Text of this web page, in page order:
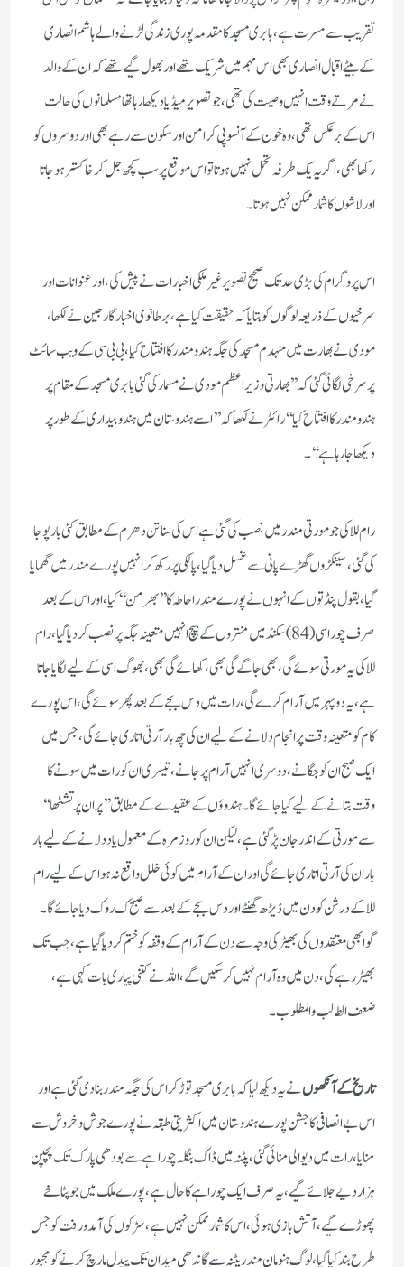
تقریب سے مسرت ہے، بابری مسجد کا مقدمہ پوری زندگی لڑنے والے ہاشم انصاری
کے بیٹے اقبال انصاری بھی اس مہم میں شریک تھے اور بھول گیے تھے کہ ان کے والد
نے مرتے وقت انہیں وصیت کی تھی ، جو تصویر میڈیا دیکھا رہا تھا مسلمانوں کی حالت
اس کے بر عکس تھی، وہ خون کے آنسو پی کر امن اور سکون سے رہے بھی اور دوسروں کو
رکھا بھی، اگر یہ یک طرفہ تحمل نہیں ہوتا تو اس موقع پر سب کچھ جل کر خاکستر ہوجاتا
اور لاشوں کا شمار ممکن نہیں ہوتا۔
اس پروگرام کی بڑی حد تک صحیح تصویر غیر ملکی اخبارات نے پیش کی ، اور عنوانات اور
سرخیوں کے ذریعہ لوگوں کو بتایا کہ حقیقت کیا ہے، بر طانوی اخبار گارجین نے لکھا ،
مودی نے بھارت میں منہدم مسجد کی جگہ ہندو مندر کا افتتاح کیا، بی بی سی کے ویب سائٹ
پر سرخی لگائی گئی کہ ’’بھارتی وزیر اعظم مودی نے مسمار کی گئی بابری مسجد کے مقام پر
ہندو مندر کا افتتاح کیا‘‘ رائٹر نے لکھا کہ ’’اسے ہندوستان میں ہندو بیداری کے طور پر
دیکھا جا رہا ہے‘‘۔
رام للا کی جو مورتی مندر میں نصب کی گئی ہے اس کی سناتن دھرم کے مطابق کئی بار پوجا
کی گئی ، سینکڑوں گھڑے پانی سے غسل دیا گیا، پالکی پر رکھ کر انہیں پورے مندر میں گھمایا
گیا، بقول پنڈتوں کے انہوں نے پورے مندر احاطہ کا ’’بھرمن‘‘ کیا، اور اس کے بعد
صرف چوراسی(84) سکنڈ میں منتروں کے بیچ انہیں متعینہ جگہ پر نصب کر دیا گیا، رام
للا کی یہ مورتی سوئے گی، بھی جاگے گی بھی، کھائے گی بھی، بھوگ اسی کے لیے لگایا جاتا
ہے، یہ دو پہر میں آرام کرے گی، رات میں دس بجے کے بعد پھر سوئے گی،اس پورے
کام کو متعینہ وقت پر انجام دلانے کے لیے ان کی چھ بار آرتی اتاری جائے گی، جس میں
ایک صبح ان کو جگانے، دوسری انہیں آرام پر جانے، تیسری ان کو رات میں سونے کا
وقت بتانے کے لیے کیا جائے گا۔ہندوؤں کے عقیدے کے مطابق ’’پران پرتشٹھا‘‘
سے مورتی کے اندر جان پڑ گئی ہے، لیکن ان کو روز مرہ کے معمول یاد دلانے کے لیے بار
بار ان کی آرتی اتاری جائے گی اور ان کے آرام میں کوئی خلل واقع نہ ہو اس کے لیے رام
للا کے درشن کودن میں ڈیڑھ گھنٹے اور دس بجے کے بعد سے صبح ک روک دیا جائے گا۔
گوا بھی معتقدوں کی بھیڑ کی وجہ سے دن کے آرام کے وقفہ کو ختم کر دیا گیا ہے، جب تک
بھیڑ رہے گی، دن میں وہ آرام نہیں کر سکیں گے ، اللہ نے کتنی پیاری بات کہی ہے،
ضعف الطالب والمطلوب۔
تاریخ کے آنکھوںنے یہ دیکھ لیا کہ بابری مسجد توڑ کر اس کی جگہ مندر بنادی گئی ہے اور
اس بے انصافی کا جشن پورے ہندوستان میں اکثریتی طبقہ نے پورے جوش وخروش سے
منایا ، رات میں دیوالی منائی گئی ، پٹنہ میں ڈاک بنگلہ چوراہے سے بودھی پارک تک پچپن
ہزار دیے جلائے گیے ، یہ صرف ایک چوراہے کا حال ہے، پورے ملک میں جو پٹاخے
پھوڑے گیے، آتش بازی ہوئی ، اس کا شمار ممکن نہیں ہے، سڑکوں کی آمد ورفت کو جس
طرح بند کیا گیا، لوگ ہنومان مندر پٹنہ سے گاندھی میدان تک پیدل مارچ کرنے کو مجبور